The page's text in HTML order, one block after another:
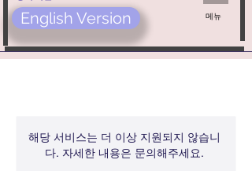
​메뉴
English Version
해당 서비스는 더 이상 지원되지 않습니
다. 자세한 내용은 문의해주세요.